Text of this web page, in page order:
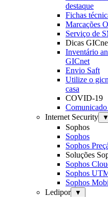
destaque
Fichas
Marcações
Serviço de
Dicas
Inventário
GICnet
Envio Saft
Utilize o
casa
COVID-19
Internet Security
▼
Sophos
Sophos
Sophos
Soluções
Sophos
Sophos
Sophos
Ledipor
▼